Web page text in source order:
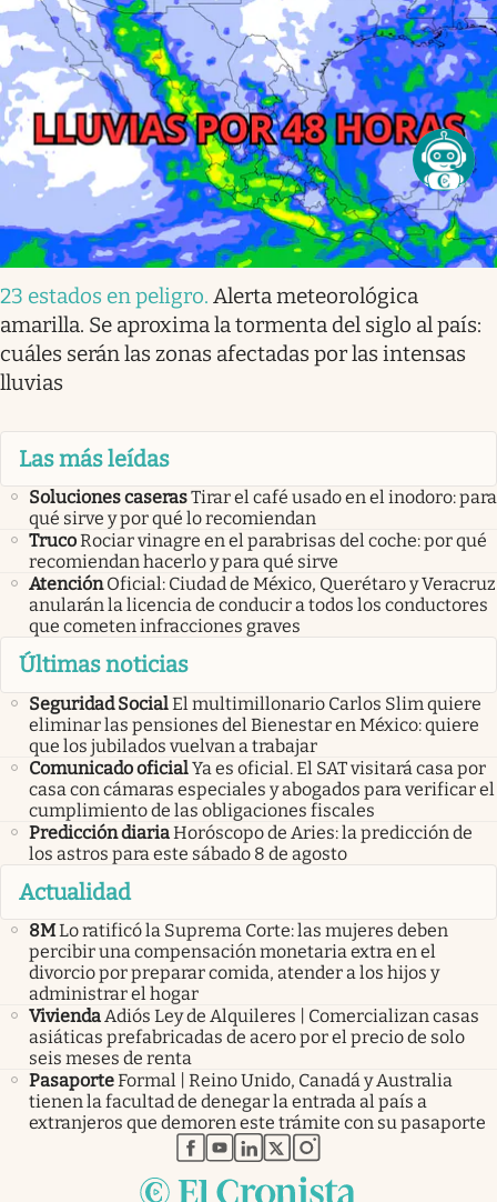
23 estados en peligro. Alerta meteorológica
amarilla. Se aproxima la tormenta del siglo al país:
cuáles serán las zonas afectadas por las intensas
lluvias
Las más leídas
Soluciones caserasTirar el café usado en el inodoro: para
qué sirve y por qué lo recomiendan
TrucoRociar vinagre en el parabrisas del coche: por qué
recomiendan hacerlo y para qué sirve
Atención Oficial: Ciudad de México, Querétaro y Veracruz
anularán la licencia de conducir a todos los conductores
que cometen infracciones graves
Últimas noticias
Seguridad SocialEl multimillonario Carlos Slim quiere
eliminar las pensiones del Bienestar en México: quiere
que los jubilados vuelvan a trabajar
Comunicado oficialYa es oficial. El SAT visitará casa por
casa con cámaras especiales y abogados para verificar el
cumplimiento de las obligaciones fiscales
Predicción diariaHoróscopo de Aries: la predicción de
los astros para este sábado 8 de agosto
Actualidad
8MLo ratificó la Suprema Corte: las mujeres deben
percibir una compensación monetaria extra en el
divorcio por preparar comida, atender a los hijos y
administrar el hogar
ViviendaAdiós Ley de Alquileres | Comercializan casas
asiáticas prefabricadas de acero por el precio de solo
seis meses de renta
PasaporteFormal | Reino Unido, Canadá y Australia
tienen la facultad de denegar la entrada al país a
extranjeros que demoren este trámite con su pasaporte
abre en nueva pestaña
abre en nueva pestaña
abre en nueva pestaña
abre en nueva pestaña
abre en nueva pestaña